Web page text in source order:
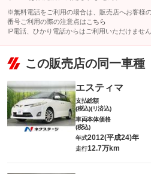
※無料電話をご利用の場合は、販売店へお客様
番号ご利用の際の注意点は こちら
IP電話、ひかり電話からはご利用いただけません
この販売店の同一車種
エスティマ
支払総額
(税込)(リ済込)
車両本体価格
(税込)
年式2012(平成24)年
走行12.7万km